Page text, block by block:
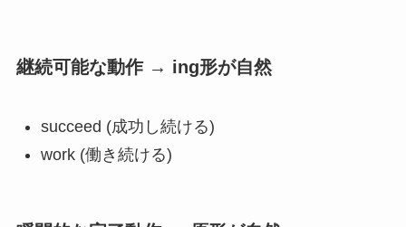
継続可能な動作 → ing形が自然
succeed (成功し続ける)
work (働き続ける)